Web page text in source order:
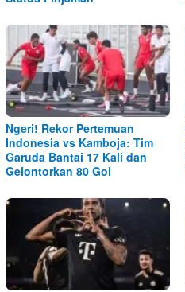
Ngeri! Rekor Pertemuan
Indonesia vs Kamboja: Tim
Garuda Bantai 17 Kali dan
Gelontorkan 80 Gol